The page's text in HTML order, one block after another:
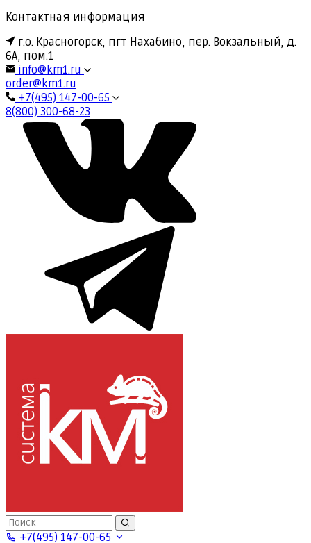
Контактная информация
г.о. Красногорск, пгт Нахабино, пер. Вокзальный, д.
6А, пом.1
info@km1.ru
order@km1.ru
+7(495) 147-00-65
8(800) 300-68-23
+7(495) 147-00-65